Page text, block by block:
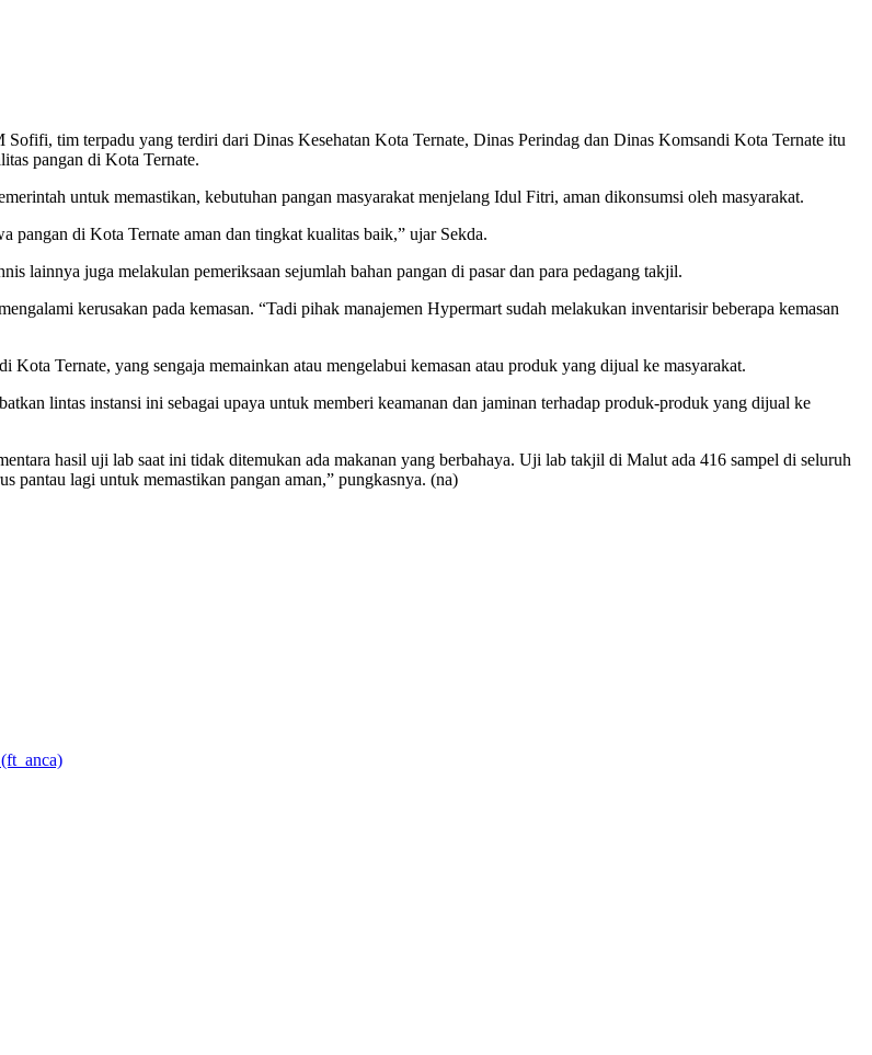
tim terpadu yang terdiri dari Dinas Kesehatan Kota Ternate, Dinas Perindag dan Dinas Komsandi Kota Ternate itu
pangan di Kota Ternate.
untuk memastikan, kebutuhan pangan masyarakat menjelang Idul Fitri, aman dikonsumsi oleh masyarakat.
pangan di Kota Ternate aman dan tingkat kualitas baik,” ujar Sekda.
lainnya juga melakulan pemeriksaan sejumlah bahan pangan di pasar dan para pedagang takjil.
kerusakan pada kemasan. “Tadi pihak manajemen Hypermart sudah melakukan inventarisir beberapa kemasan
Ternate, yang sengaja memainkan atau mengelabui kemasan atau produk yang dijual ke masyarakat.
lintas instansi ini sebagai upaya untuk memberi keamanan dan jaminan terhadap produk-produk yang dijual ke
hasil uji lab saat ini tidak ditemukan ada makanan yang berbahaya. Uji lab takjil di Malut ada 416 sampel di seluruh
pantau lagi untuk memastikan pangan aman,” pungkasnya. (na)